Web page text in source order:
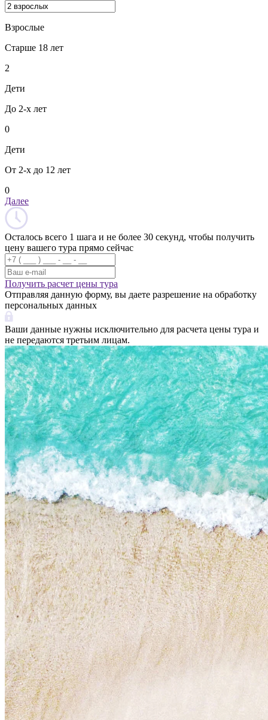
Взрослые
Старше 18 лет
2
Дети
До 2-х лет
0
Дети
От 2-х до 12 лет
0
Далее
Осталось всего 1 шага и не более 30 секунд, чтобы получить
цену вашего тура прямо сейчас
Получить расчет цены тура
Отправляя данную форму, вы даете разрешение на обработку
персональных данных
Ваши данные нужны исключительно для расчета цены тура и
не передаются третьим лицам.